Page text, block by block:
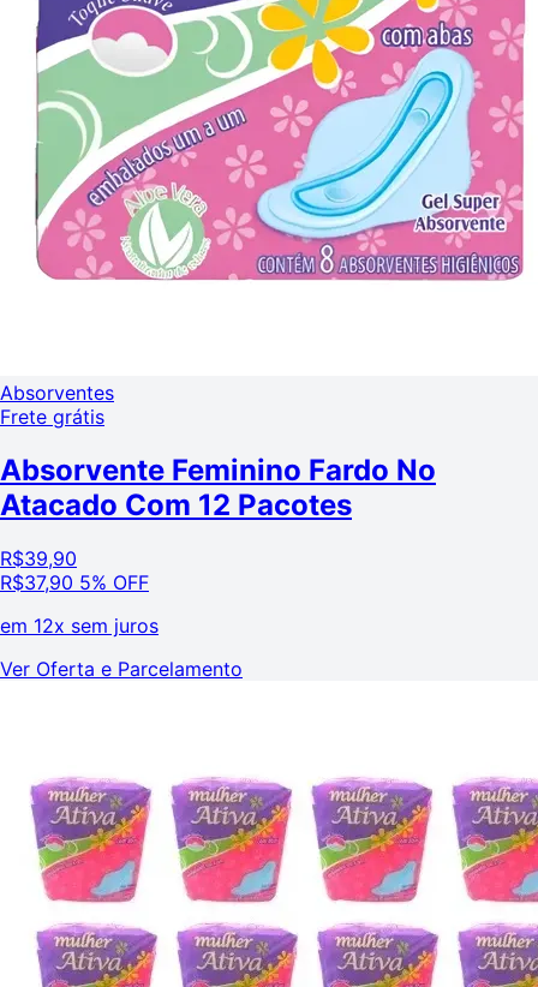
Absorventes
Frete grátis
Absorvente Feminino Fardo No
Atacado Com 12 Pacotes
R$39,90
R$37,90 5% OFF
em 12x sem juros
Ver Oferta e Parcelamento